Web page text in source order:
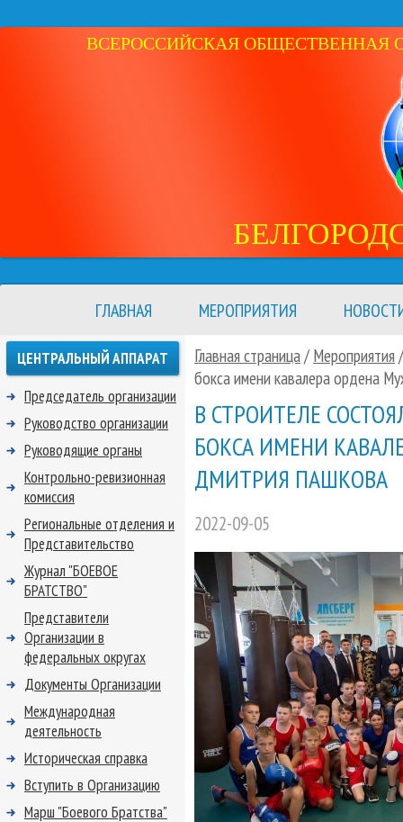
ВСЕРОССИЙСКАЯ ОБЩЕСТВЕННАЯ
ГЛАВНАЯ МЕРОПРИЯТИЯ
Главная страница/ Мероприятия
бокса имени кавалера ордена
В СТРОИТЕЛЕ
БОКСА ИМЕНИ
ДМИТРИЯ ПАШКОВА
2022-09-05
ЦЕНТРАЛЬНЫЙ АППАРАТ
Председатель организации
Руководство организации
Руководящие органы
Контрольно-ревизионная
комиссия
Региональные отделения и
Представительство
Журнал "БОЕВОЕ
БРАТСТВО"
Представители
Организации в
федеральных округах
Документы Организации
Международная
деятельность
Историческая справка
Вступить в Организацию
Марш "Боевого Братства"